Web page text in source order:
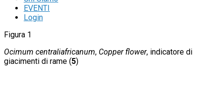
EVENTI
Login
Figura 1
Ocimum centraliafricanum, Copper flower, indicatore di
giacimenti di rame (5)